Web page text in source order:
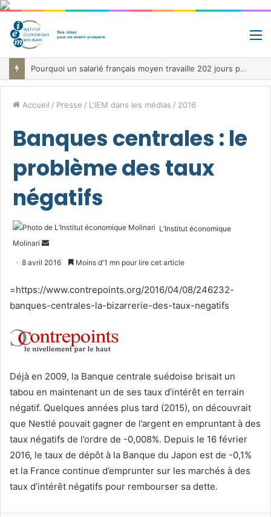
Pourquoi un salarié français moyen travaille 202 jours par an pour financer impôts et cotisations, un record dans toute l’Union européenne
Accueil / Presse / L'IEM dans les médias / 2016
Banques centrales : le
problème des taux
négatifs
L’Institut économique
Molinari
Envoyer
8 avril 2016 Moins d'1 mn pour lire cet article
=https://www.contrepoints.org/2016/04/08/246232-
banques-centrales-la-bizarrerie-des-taux-negatifs
Déjà en 2009, la Banque centrale suédoise brisait un
tabou en maintenant un de ses taux d’intérêt en terrain
négatif. Quelques années plus tard (2015), on découvrait
que Nestlé pouvait gagner de l’argent en empruntant à des
taux négatifs de l’ordre de -0,008%. Depuis le 16 février
2016, le taux de dépôt à la Banque du Japon est de -0,1%
et la France continue d’emprunter sur les marchés à des
taux d’intérêt négatifs pour rembourser sa dette.